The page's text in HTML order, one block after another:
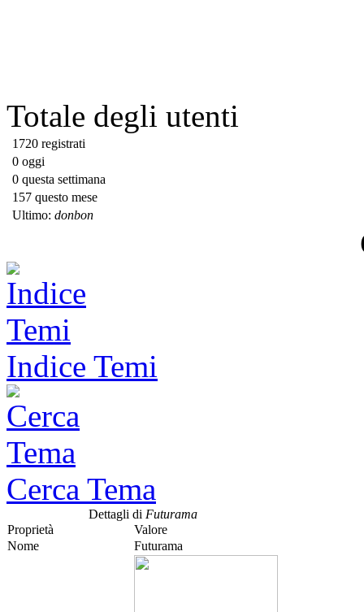
Totale degli utenti
1720 registrati
0 oggi
0 questa settimana
157 questo mese
Ultimo: donbon
Indice Temi
Cerca Tema
Dettagli di Futurama
Proprietà
Valore
Nome
Futurama